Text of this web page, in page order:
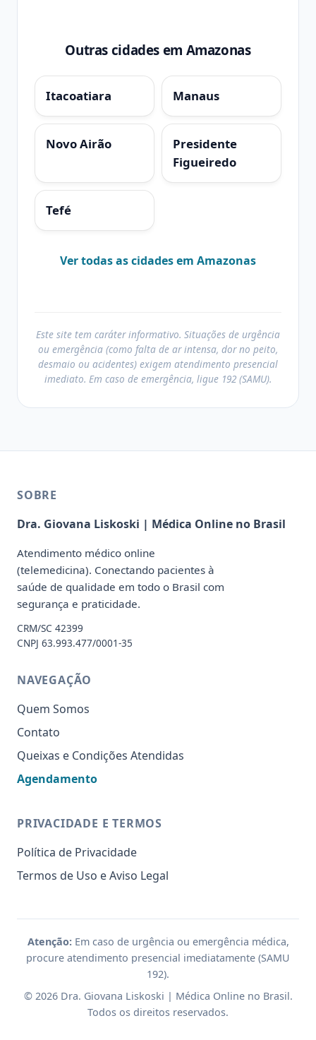
Outras cidades em Amazonas
Itacoatiara Manaus
Novo Airão
Presidente
Figueiredo
Tefé
Ver todas as cidades em Amazonas
Este site tem caráter informativo. Situações de urgência
ou emergência (como falta de ar intensa, dor no peito,
desmaio ou acidentes) exigem atendimento presencial
imediato. Em caso de emergência, ligue 192 (SAMU).
SOBRE
Dra. Giovana Liskoski | Médica Online no Brasil
Atendimento médico online
(telemedicina). Conectando pacientes à
saúde de qualidade em todo o Brasil com
segurança e praticidade.
CRM/SC 42399
CNPJ 63.993.477/0001-35
NAVEGAÇÃO
Quem Somos
Contato
Queixas e Condições Atendidas
Agendamento
PRIVACIDADE E TERMOS
Política de Privacidade
Termos de Uso e Aviso Legal
Atenção:Em caso de urgência ou emergência médica,
procure atendimento presencial imediatamente (SAMU
192).
© 2026 Dra. Giovana Liskoski | Médica Online no Brasil.
Todos os direitos reservados.